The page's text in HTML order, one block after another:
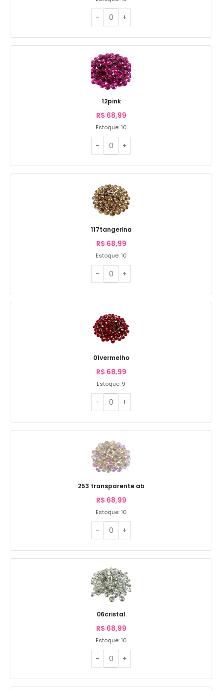
12pink
R$ 68,99
Estoque: 10
117tangerina
R$ 68,99
Estoque: 10
01vermelho
R$ 68,99
Estoque: 9
253 transparente ab
R$ 68,99
Estoque: 10
06cristal
R$ 68,99
Estoque: 10